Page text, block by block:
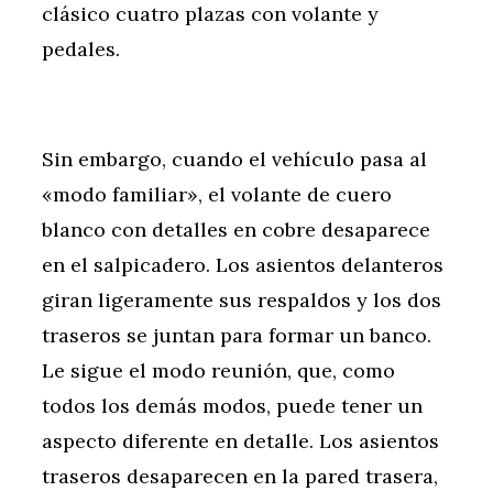
clásico cuatro plazas con volante y
pedales.
Sin embargo, cuando el vehículo pasa al
«modo familiar», el volante de cuero
blanco con detalles en cobre desaparece
en el salpicadero. Los asientos delanteros
giran ligeramente sus respaldos y los dos
traseros se juntan para formar un banco.
Le sigue el modo reunión, que, como
todos los demás modos, puede tener un
aspecto diferente en detalle. Los asientos
traseros desaparecen en la pared trasera,